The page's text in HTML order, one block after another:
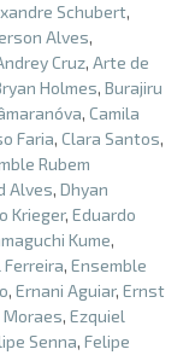
Schubert,
Alves,
Cruz, Arte de
Holmes, Burajiru
, Camila
Faria, Clara Santos,
Rubem
Alves, Dhyan
Krieger, Eduardo
Kume,
Ferreira, Ensemble
, Ernani Aguiar, Ernst
Moraes, Ezquiel
Senna, Felipe